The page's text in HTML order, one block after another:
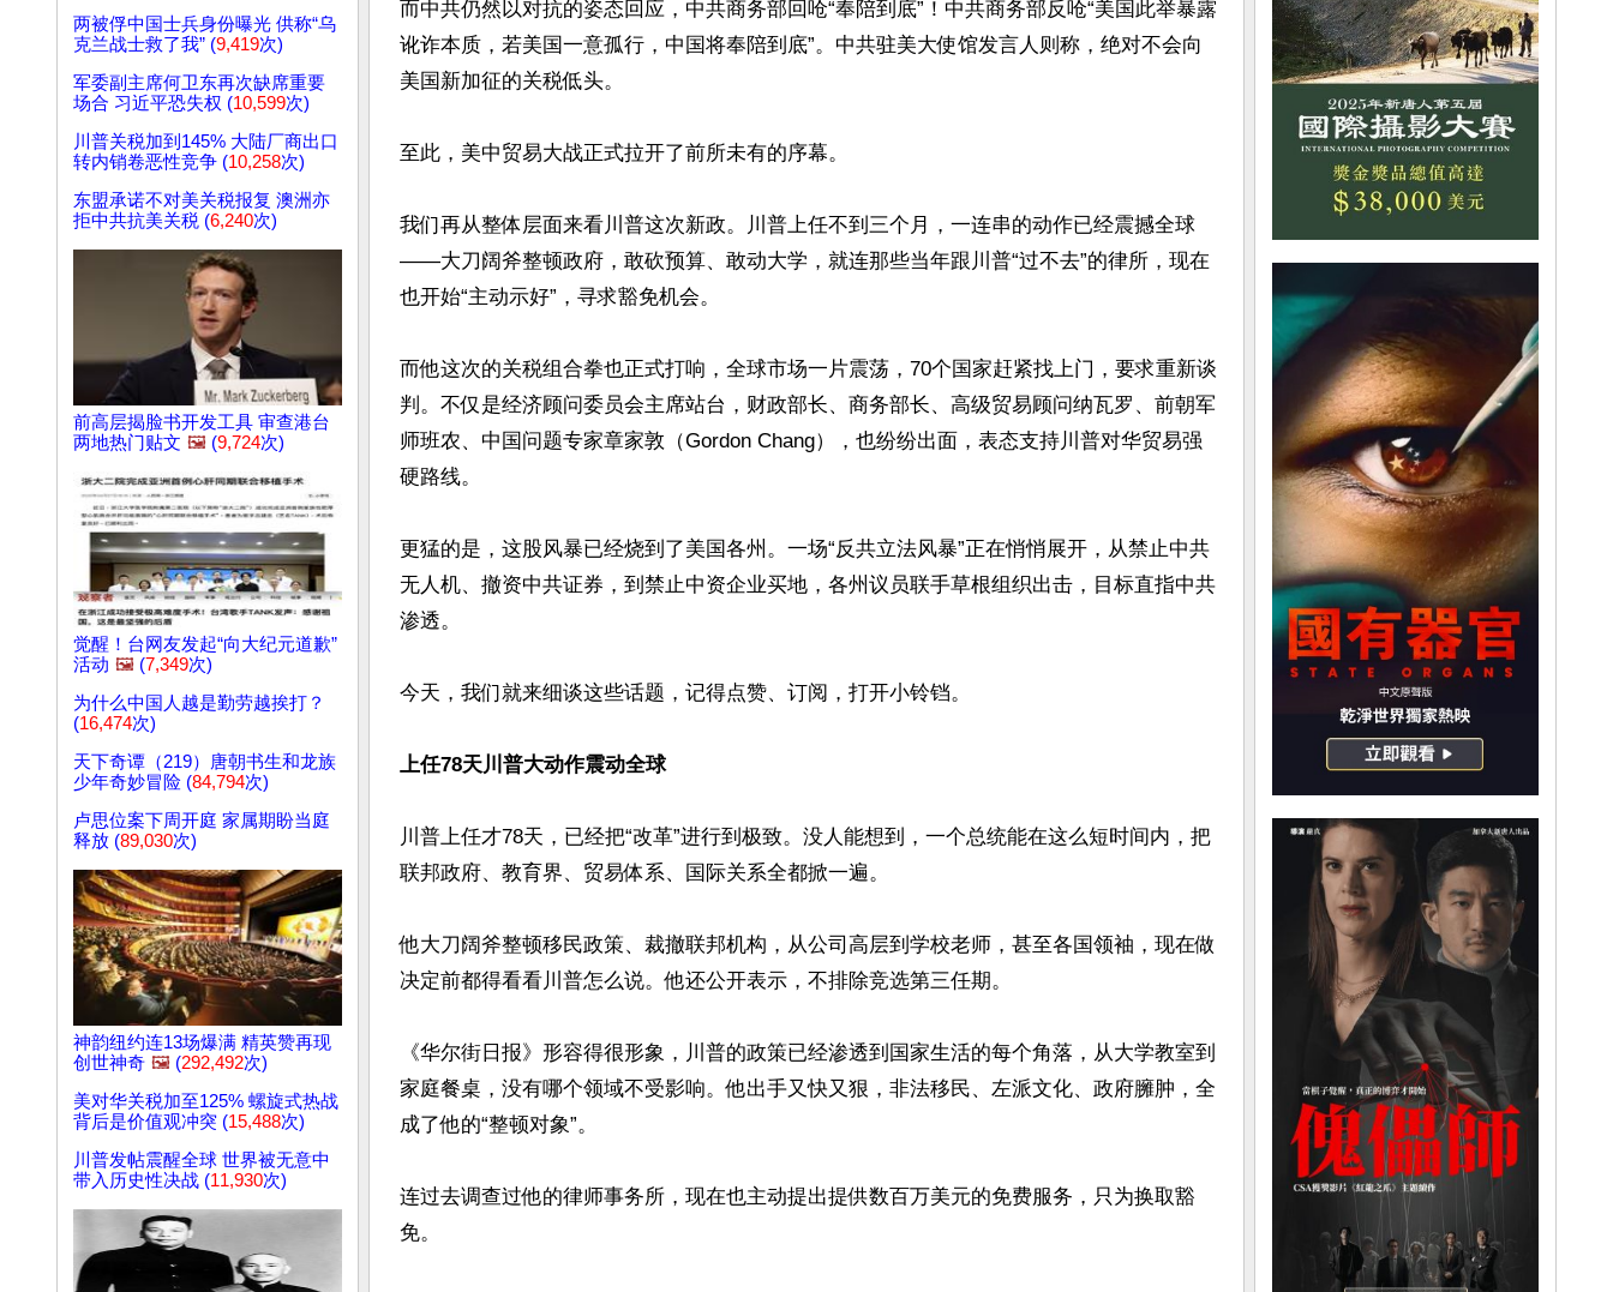
两被俘中国士兵身份曝光 供称“乌
克兰战士救了我” (9,419次)
军委副主席何卫东再次缺席重要
场合 习近平恐失权 (10,599次)
川普关税加到145% 大陆厂商出口
转内销卷恶性竞争 (10,258次)
东盟承诺不对美关税报复 澳洲亦
拒中共抗美关税 (6,240次)
前高层揭脸书开发工具 审查港台
两地热门贴文 🖼️ (9,724次)
觉醒！台网友发起“向大纪元道歉”
活动 🖼️ (7,349次)
为什么中国人越是勤劳越挨打？
(16,474次)
天下奇谭（219）唐朝书生和龙族
少年奇妙冒险 (84,794次)
卢思位案下周开庭 家属期盼当庭
释放 (89,030次)
神韵纽约连13场爆满 精英赞再现
创世神奇 🖼️ (292,492次)
美对华关税加至125% 螺旋式热战
背后是价值观冲突 (15,488次)
川普发帖震醒全球 世界被无意中
带入历史性决战 (11,930次)
而中共仍然以对抗的姿态回应，中共商务部回呛“奉陪到底”！中共商务部反呛“美国此举暴露
讹诈本质，若美国一意孤行，中国将奉陪到底”。中共驻美大使馆发言人则称，绝对不会向
美国新加征的关税低头。
至此，美中贸易大战正式拉开了前所未有的序幕。
我们再从整体层面来看川普这次新政。川普上任不到三个月，一连串的动作已经震撼全球
——大刀阔斧整顿政府，敢砍预算、敢动大学，就连那些当年跟川普“过不去”的律所，现在
也开始“主动示好”，寻求豁免机会。
而他这次的关税组合拳也正式打响，全球市场一片震荡，70个国家赶紧找上门，要求重新谈
判。不仅是经济顾问委员会主席站台，财政部长、商务部长、高级贸易顾问纳瓦罗、前朝军
师班农、中国问题专家章家敦（Gordon Chang），也纷纷出面，表态支持川普对华贸易强
硬路线。
更猛的是，这股风暴已经烧到了美国各州。一场“反共立法风暴”正在悄悄展开，从禁止中共
无人机、撤资中共证券，到禁止中资企业买地，各州议员联手草根组织出击，目标直指中共
渗透。
今天，我们就来细谈这些话题，记得点赞、订阅，打开小铃铛。
上任78天川普大动作震动全球
川普上任才78天，已经把“改革”进行到极致。没人能想到，一个总统能在这么短时间内，把
联邦政府、教育界、贸易体系、国际关系全都掀一遍。
他大刀阔斧整顿移民政策、裁撤联邦机构，从公司高层到学校老师，甚至各国领袖，现在做
决定前都得看看川普怎么说。他还公开表示，不排除竞选第三任期。
《华尔街日报》形容得很形象，川普的政策已经渗透到国家生活的每个角落，从大学教室到
家庭餐桌，没有哪个领域不受影响。他出手又快又狠，非法移民、左派文化、政府臃肿，全
成了他的“整顿对象”。
连过去调查过他的律师事务所，现在也主动提出提供数百万美元的免费服务，只为换取豁
免。